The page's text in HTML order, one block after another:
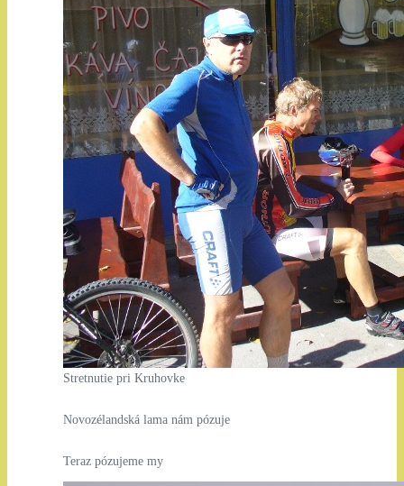
Stretnutie pri Kruhovke
Novozélandská lama nám pózuje
Teraz pózujeme my